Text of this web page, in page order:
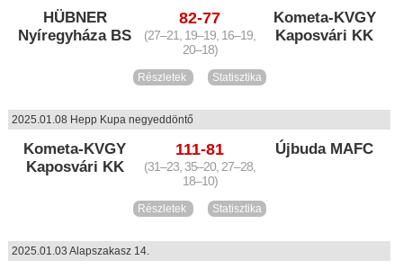
HÜBNER
Nyíregyháza BS
82-77
(27–21, 19–19, 16–19,
20–18)
Kometa-KVGY
Kaposvári KK
Részletek Statisztika
2025.01.08 Hepp Kupa negyeddöntő
Kometa-KVGY
Kaposvári KK
111-81
(31–23, 35–20, 27–28,
18–10)
Újbuda MAFC
Részletek Statisztika
2025.01.03 Alapszakasz 14.